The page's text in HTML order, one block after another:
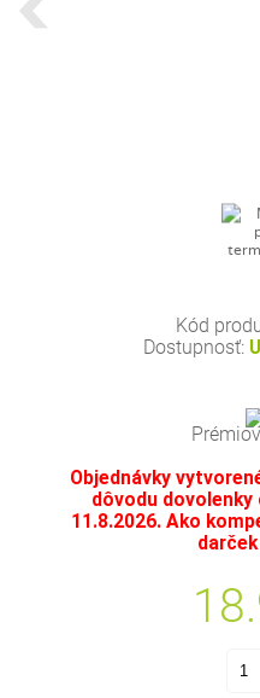
Kód
Dostupnosť:
Objednávky
dôvodu
11.8.2026. Ako